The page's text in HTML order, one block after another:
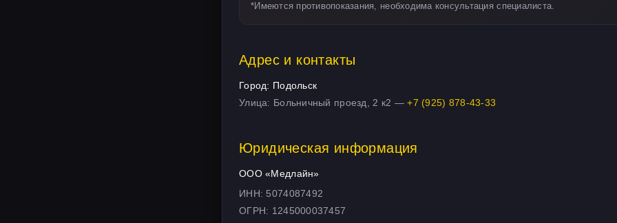
*Имеются противопоказания, необходима консультация специалиста.
Адрес и контакты
Город: Подольск
Улица: Больничный проезд, 2 к2 —+7 (925) 878-43-33
Юридическая информация
ООО «Медлайн»
ИНН: 5074087492
ОГРН: 1245000037457